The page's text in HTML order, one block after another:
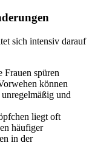
sich intensiv darauf
Frauen spüren
können
und
liegt oft
häufiger
in der